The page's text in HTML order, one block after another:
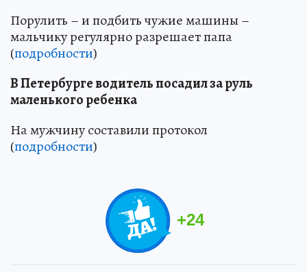
Порулить – и подбить чужие машины –
мальчику регулярно разрешает папа
(подробности)
В Петербурге водитель посадил за руль
маленького ребенка
На мужчину составили протокол
(подробности)
+24